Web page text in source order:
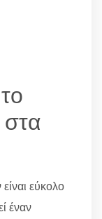
είναι εύκολο
έναν